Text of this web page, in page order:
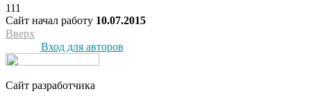
111
Сайт начал работу 10.07.2015
Вверх
Вход для авторов
Сайт разработчика